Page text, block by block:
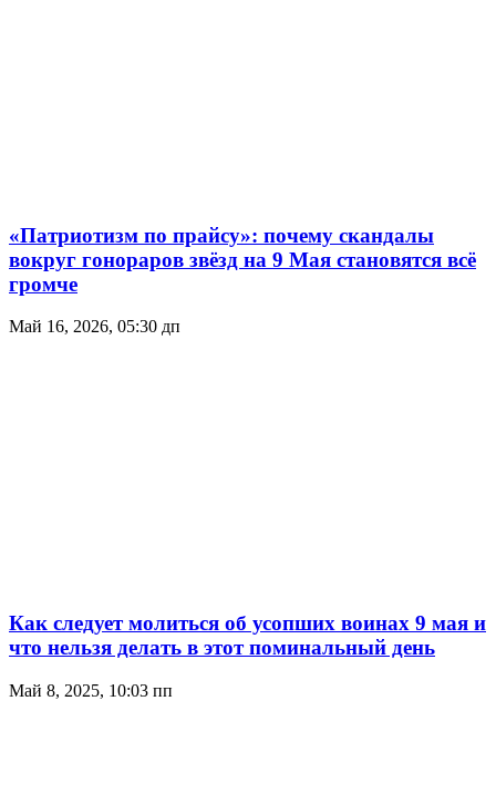
«Патриотизм по прайсу»: почему скандалы
вокруг гонораров звёзд на 9 Мая становятся всё
громче
Май 16, 2026, 05:30 дп
Как следует молиться об усопших воинах 9 мая и
что нельзя делать в этот поминальный день
Май 8, 2025, 10:03 пп